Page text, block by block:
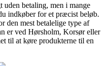
betaling, men i mange
indkøber for et præcist beløb.
den mest betalelige type af
er ved Hørsholm, Korsør eller
til at køre produkterne til en